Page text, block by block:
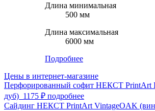
Длина минимальная
500 мм
Длина максимальная
6000 мм
Подробнее
Цены в интернет-магазине
Перфорированный софит НЕКСТ PrintArt
дуб) 1175 ₽ подробнее
Сайдинг НЕКСТ PrintArt VintageOAK